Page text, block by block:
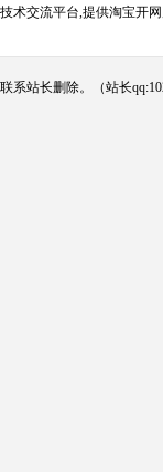
术交流平台,提供淘宝开
站长删除。（站长